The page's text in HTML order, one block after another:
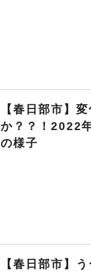
【春日部市】
か？？！2022
の様子
【春日部市】